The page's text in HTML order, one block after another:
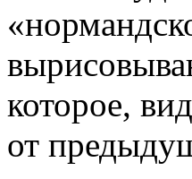
которое,
от